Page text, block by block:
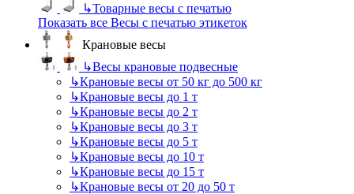
↳Товарные весы с печатью
Показать все Весы с печатью этикеток
Крановые весы
↳Весы крановые подвесные
↳Крановые весы от 50 кг до 500 кг
↳Крановые весы до 1 т
↳Крановые весы до 2 т
↳Крановые весы до 3 т
↳Крановые весы до 5 т
↳Крановые весы до 10 т
↳Крановые весы до 15 т
↳Крановые весы от 20 до 50 т